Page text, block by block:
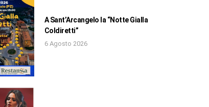
A Sant’Arcangelo la “Notte Gialla
Coldiretti”
6 Agosto 2026